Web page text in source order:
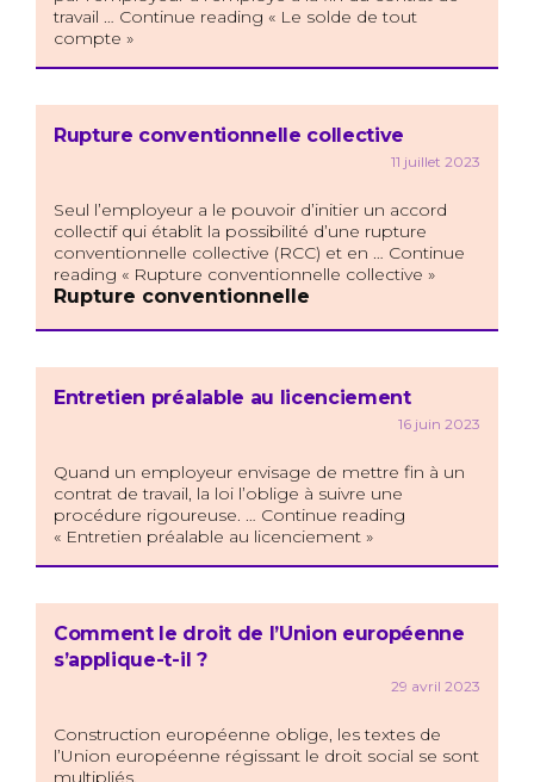
travail … Continue reading « Le solde de tout
compte »
Rupture conventionnelle collective
11 juillet 2023
Seul l’employeur a le pouvoir d’initier un accord
collectif qui établit la possibilité d’une rupture
conventionnelle collective (RCC) et en … Continue
reading « Rupture conventionnelle collective »
Rupture conventionnelle
Entretien préalable au licenciement
16 juin 2023
Quand un employeur envisage de mettre fin à un
contrat de travail, la loi l’oblige à suivre une
procédure rigoureuse. … Continue reading
« Entretien préalable au licenciement »
Comment le droit de l’Union européenne
s’applique-t-il ?
29 avril 2023
Construction européenne oblige, les textes de
l’Union européenne régissant le droit social se sont
multipliés.